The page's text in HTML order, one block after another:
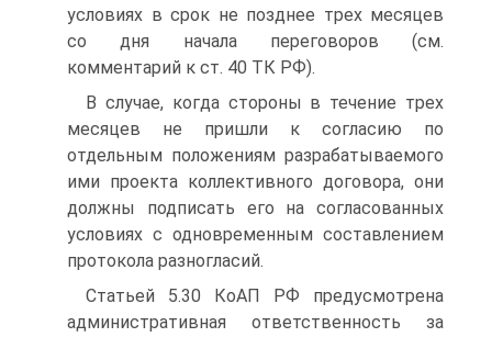
условиях в срок не позднее трех месяцев
со дня начала переговоров (см.
комментарий к ст. 40 ТК РФ).
В случае, когда стороны в течение трех
месяцев не пришли к согласию по
отдельным положениям разрабатываемого
ими проекта коллективного договора, они
должны подписать его на согласованных
условиях с одновременным составлением
протокола разногласий.
Статьей 5.30 КоАП РФ предусмотрена
административная ответственность за